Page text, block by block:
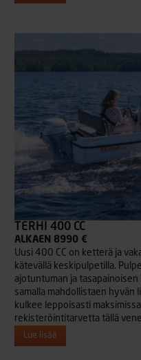
TERHI 400 CC
ALKAEN 8990 €
Uusi 400 CC on ketterä ja
kätevällä keskipulpetilla.
ajotuntuman ja
samalla mahdollistaen hyvän
kulkee leppoisasti
rekisteröintitarvetta tällä
Lue lisää